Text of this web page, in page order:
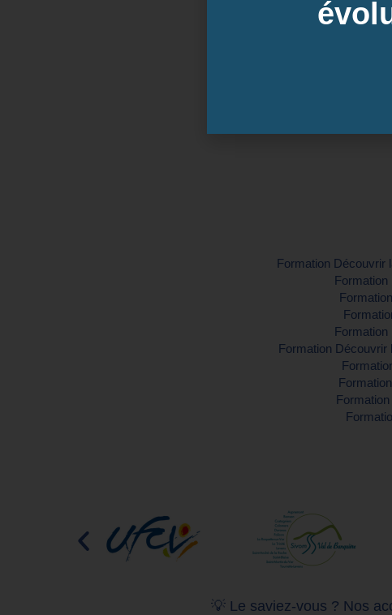
Dates
Formation Découvrir
Formation
Formation
Formation Découvrir
💡 Le saviez-vous ? Nos